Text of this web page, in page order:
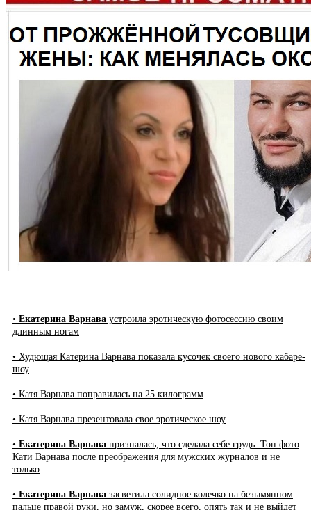
• Екатерина Варнава устроила эротическую фотосессию своим
длинным ногам
• Худющая Катерина Варнава показала кусочек своего нового кабаре-
шоу
• Катя Варнава поправилась на 25 килограмм
• Катя Варнава презентовала свое эротическое шоу
• Екатерина Варнава призналась, что сделала себе грудь. Топ фото
Кати Варнава после преображения для мужских журналов и не
только
• Екатерина Варнава засветила солидное колечко на безымянном
пальце правой руки, но замуж, скорее всего, опять так и не выйдет